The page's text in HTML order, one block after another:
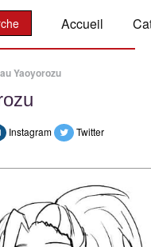
Accueil
Yaoyorozu
Instagram Twitter